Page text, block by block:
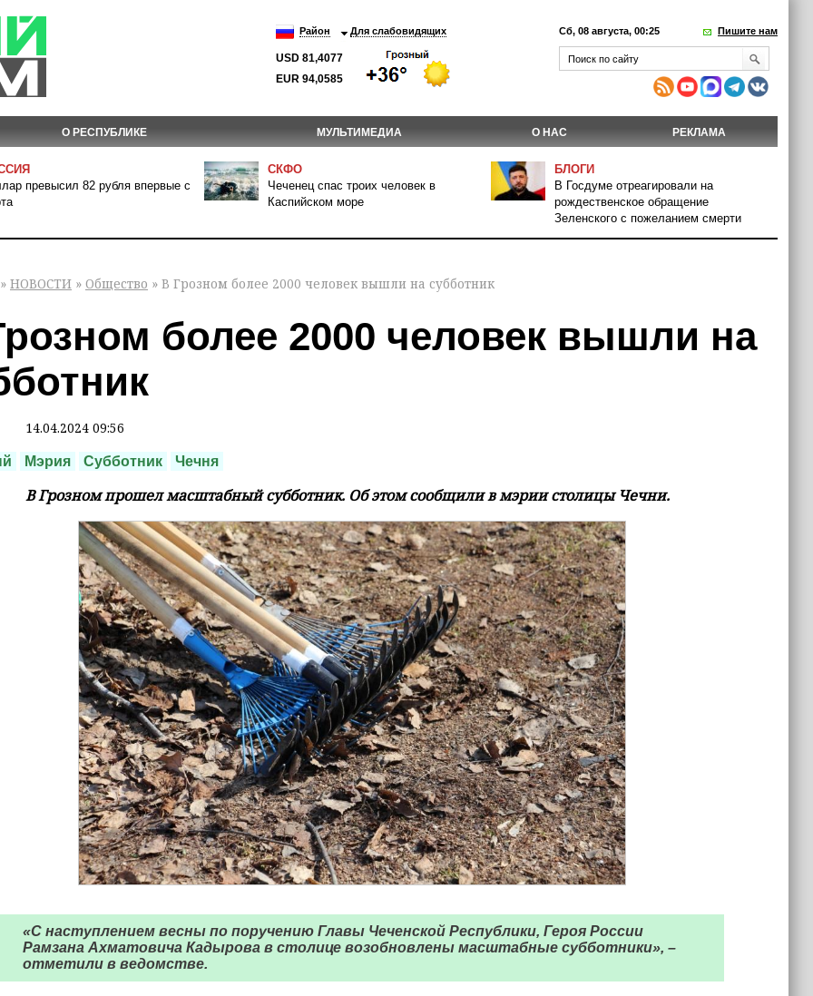
Район Для слабовидящих
USD 81,4077
EUR 94,0585
Сб, 08 августа, 00:25 Пишите нам
О РЕСПУБЛИКЕ МУЛЬТИМЕДИА О НАС РЕКЛАМА
превысил 82 рубля впервые с
СКФО
Чеченец спас троих человек в
Каспийском море
БЛОГИ
В Госдуме отреагировали на
рождественское обращение
Зеленского с пожеланием смерти
» НОВОСТИ » Общество » В Грозном более 2000 человек вышли на субботник
более 2000 человек вышли на
14.04.2024 09:56
Мэрия Субботник Чечня
В Грозном прошел масштабный субботник. Об этом сообщили в мэрии столицы Чечни.
«С наступлением весны по поручению Главы Чеченской Республики, Героя России
Рамзана Ахматовича Кадырова в столице возобновлены масштабные субботники», –
отметили в ведомстве.